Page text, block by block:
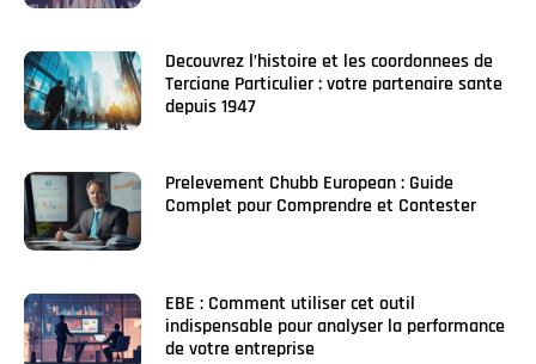
Decouvrez l’histoire et les coordonnees de
Terciane Particulier : votre partenaire sante
depuis 1947
Prelevement Chubb European : Guide
Complet pour Comprendre et Contester
EBE : Comment utiliser cet outil
indispensable pour analyser la performance
de votre entreprise